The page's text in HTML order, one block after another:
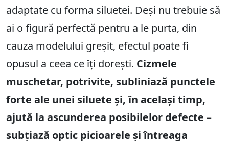
adaptate cu forma siluetei. Deși nu trebuie să
ai o figură perfectă pentru a le purta, din
cauza modelului greșit, efectul poate fi
opusul a ceea ce îți dorești. Cizmele
muschetar, potrivite, subliniază punctele
forte ale unei siluete și, în același timp,
ajută la ascunderea posibilelor defecte –
subțiază optic picioarele și întreaga